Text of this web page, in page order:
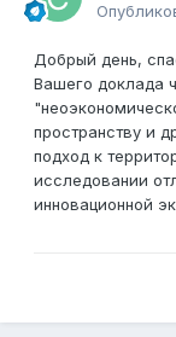
Добрый день,
Вашего доклада
пространству и
подход к
исследовании
инновационной